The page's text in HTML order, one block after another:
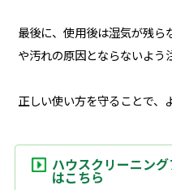
最後に、使用後は湿気が残ら
や汚れの原因とならないよう
正しい使い方を守ることで、
ハウスクリーニン
はこちら